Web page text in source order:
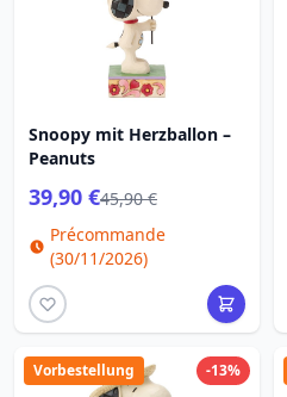
Snoopy mit Herzballon –
Peanuts
39,90 €45,90 €
Précommande
(30/11/2026)
-13%
Vorbestellung